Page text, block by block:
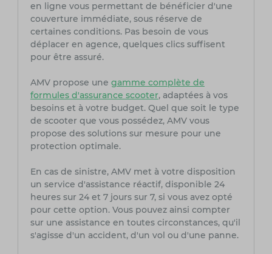
en ligne vous permettant de bénéficier d'une
couverture immédiate, sous réserve de
certaines conditions. Pas besoin de vous
déplacer en agence, quelques clics suffisent
pour être assuré.
AMV propose une gamme complète de
formules d'assurance scooter, adaptées à vos
besoins et à votre budget. Quel que soit le type
de scooter que vous possédez, AMV vous
propose des solutions sur mesure pour une
protection optimale.
En cas de sinistre, AMV met à votre disposition
un service d'assistance réactif, disponible 24
heures sur 24 et 7 jours sur 7, si vous avez opté
pour cette option. Vous pouvez ainsi compter
sur une assistance en toutes circonstances, qu'il
s'agisse d'un accident, d'un vol ou d'une panne.